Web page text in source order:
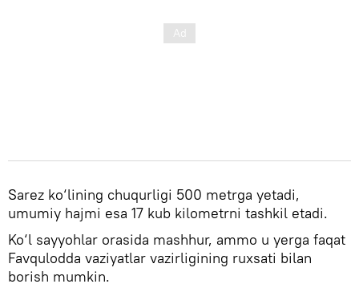
Sarez ko‘lining chuqurligi 500 metrga yetadi,
umumiy hajmi esa 17 kub kilometrni tashkil etadi.
Ko‘l sayyohlar orasida mashhur, ammo u yerga faqat
Favqulodda vaziyatlar vazirligining ruxsati bilan
borish mumkin.